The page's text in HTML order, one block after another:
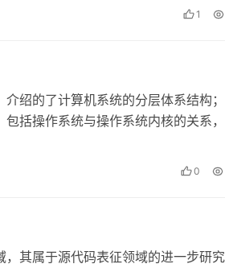
1
绍的了计算机系统的分层体系结构
括操作系统与操作系统内核的关系
0
其属于源代码表征领域的进一步研